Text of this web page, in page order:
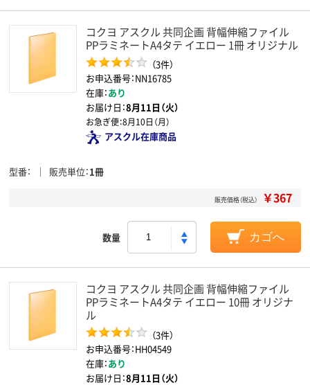
コクヨ アスクル 共同企画 背幅伸縮ファイル
PPラミネートA4タテ イエロー 1冊 オリジナル
（3件）
お申込番号：NN16785
在庫：あり
お届け日：8月11日（火）
お急ぎ便：8月10日（月）
アスクル在庫商品
型番 販売単位 1冊
販売価格（税込） ￥367
数量 カゴへ
コクヨ アスクル 共同企画 背幅伸縮ファイル
PPラミネートA4タテ イエロー 10冊 オリジナ
ル
（3件）
お申込番号：HH04549
在庫：あり
お届け日：8月11日（火）